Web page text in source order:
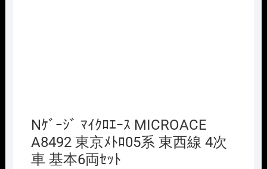
Nｹﾞｰｼﾞ ﾏｲｸﾛｴｰｽ MICROACE
A8492 東京ﾒﾄﾛ05系 東西線 4次
車 基本6両ｾｯﾄ